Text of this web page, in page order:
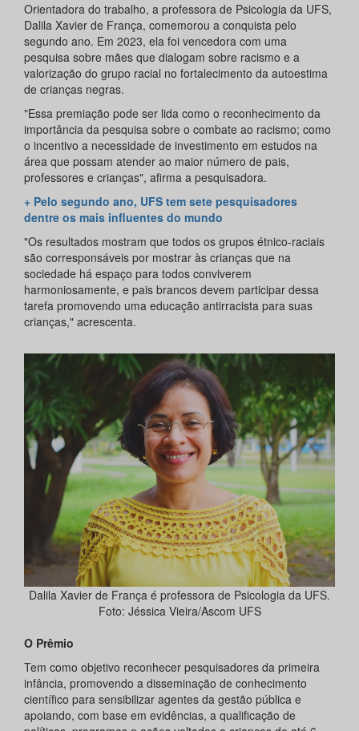
Orientadora do trabalho, a professora de Psicologia da UFS,
Dalila Xavier de França, comemorou a conquista pelo
segundo ano. Em 2023, ela foi vencedora com uma
pesquisa sobre mães que dialogam sobre racismo e a
valorização do grupo racial no fortalecimento da autoestima
de crianças negras.
"Essa premiação pode ser lida como o reconhecimento da
importância da pesquisa sobre o combate ao racismo; como
o incentivo a necessidade de investimento em estudos na
área que possam atender ao maior número de pais,
professores e crianças", afirma a pesquisadora.
+ Pelo segundo ano, UFS tem sete pesquisadores
dentre os mais influentes do mundo
"Os resultados mostram que todos os grupos étnico-raciais
são corresponsáveis por mostrar às crianças que na
sociedade há espaço para todos conviverem
harmoniosamente, e pais brancos devem participar dessa
tarefa promovendo uma educação antirracista para suas
crianças," acrescenta.
Dalila Xavier de França é professora de Psicologia da UFS.
Foto: Jéssica Vieira/Ascom UFS
O Prêmio
Tem como objetivo reconhecer pesquisadores da primeira
infância, promovendo a disseminação de conhecimento
científico para sensibilizar agentes da gestão pública e
apoiando, com base em evidências, a qualificação de